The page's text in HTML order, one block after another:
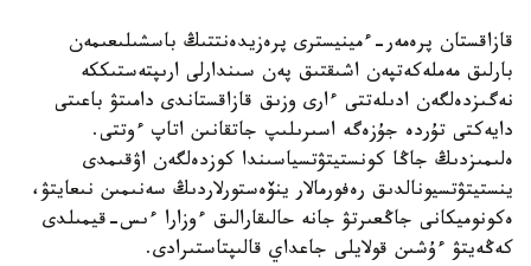
قازاقستان پرەمەر-ءمينيسترى پرەزيدەنتتىڭ باسشىلىعىمەن
بارلىق مەملەكەتپەن اشىقتىق پەن سىندارلى ارىپتەستىككە
نەگىزدەلگەن ادىلەتتى ءارى وزىق قازاقستاندى دامىتۋ باعىتى
دايەكتى تۇردە جۇزەگە اسىرىلىپ جاتقانىن اتاپ ءوتتى.
ەلىمىزدىڭ جاڭا كونستيتۋتسياسىندا كوزدەلگەن اۋقىمدى
ينستيتۋتسيونالدىق رەفورمالار ينۆەستورلاردىڭ سەنىمىن نىعايتۋ،
ەكونوميكانى جاڭعىرتۋ جانە حالىقارالىق ءوزارا ءىس-قيمىلدى
كەڭەيتۋ ءۇشىن قولايلى جاعداي قالىپتاستىرادى.